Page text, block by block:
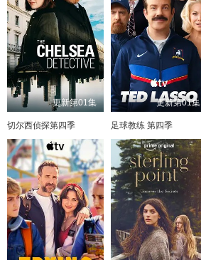
更新第01集
切尔西侦探第四季
更新第01集
足球教练 第四季